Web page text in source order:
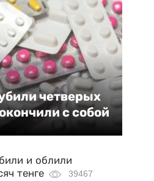
четверых
с собой
и облили
тенге
39467